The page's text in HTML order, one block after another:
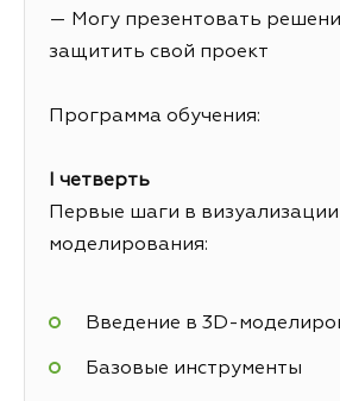
— Могу презентовать
защитить свой проект
Программа обучения:
I четверть
Первые шаги в визуализации
моделирования:
Введение в 3D-
Базовые инструменты